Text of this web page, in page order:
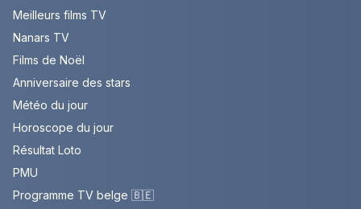
Meilleurs films TV
Nanars TV
Films de Noël
Anniversaire des stars
Météo du jour
Horoscope du jour
Résultat Loto
PMU
Programme TV belge 🇧🇪